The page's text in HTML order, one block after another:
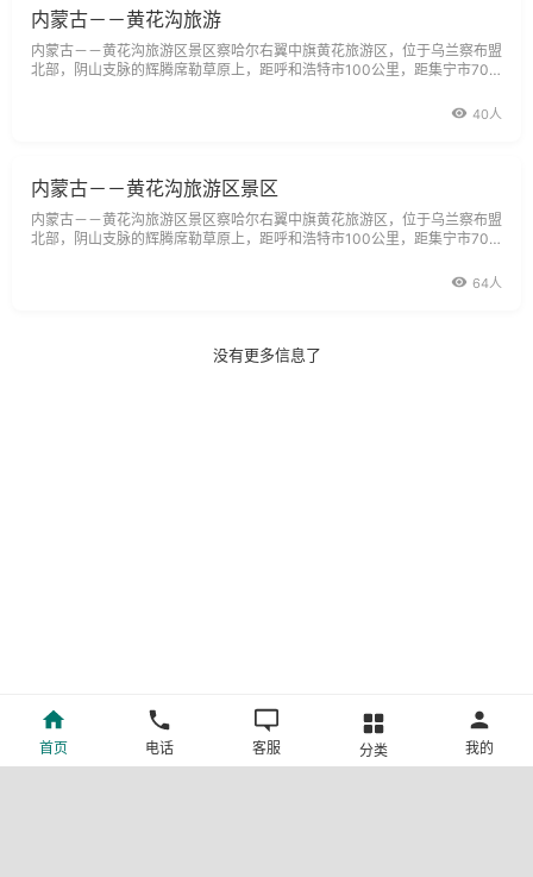
内蒙古－－黄花沟旅游
内蒙古－－黄花沟旅游区景区察哈尔右翼中旗黄花旅游区，位于乌兰察布盟
北部，阴山支脉的辉腾席勒草原上，距呼和浩特市100公里，距集宁市70
40人
内蒙古－－黄花沟旅游区景区
内蒙古－－黄花沟旅游区景区察哈尔右翼中旗黄花旅游区，位于乌兰察布盟
北部，阴山支脉的辉腾席勒草原上，距呼和浩特市100公里，距集宁市70
64人
没有更多信息了
首页 电话 客服 分类 我的